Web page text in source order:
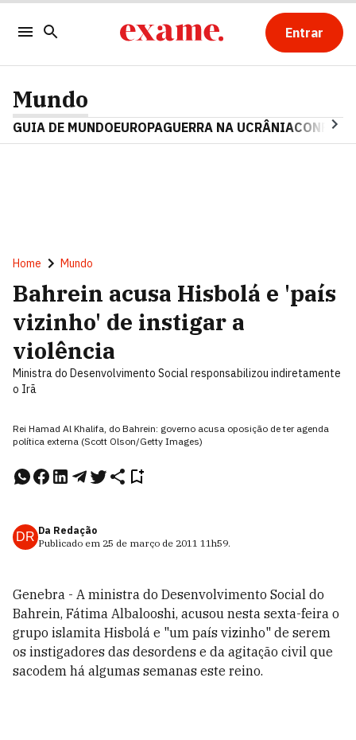
Entrar
Mundo
GUIA DE MUNDOEUROPAGUERRA NA UCRÂNIA
Home Mundo
Bahrein acusa Hisbolá e 'país
vizinho' de instigar a
violência
Ministra do Desenvolvimento Social responsabilizou indiretamente
o Irã
Rei Hamad Al Khalifa, do Bahrein: governo acusa oposição de ter agenda
política externa (Scott Olson/Getty Images)
DR Da Redação
Publicado em 25 de março de 2011 11h59.
Genebra - A ministra do Desenvolvimento Social do
Bahrein, Fátima Albalooshi, acusou nesta sexta-feira o
grupo islamita Hisbolá e "um país vizinho" de serem
os instigadores das desordens e da agitação civil que
sacodem há algumas semanas este reino.